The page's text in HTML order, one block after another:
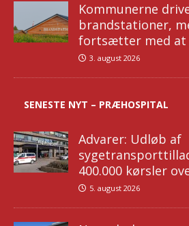
Kommunerne
brandstationer,
fortsætter med at
3. august 2026
SENESTE NYT – PRÆHOSPITAL
Advarer: Udløb af
400.000 kørsler
5. august 2026